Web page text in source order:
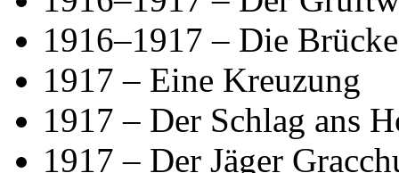
1916–1917 – Die
1917 – Eine Kreuzung
1917 – Der Schlag ans
1917 – Der Jäger